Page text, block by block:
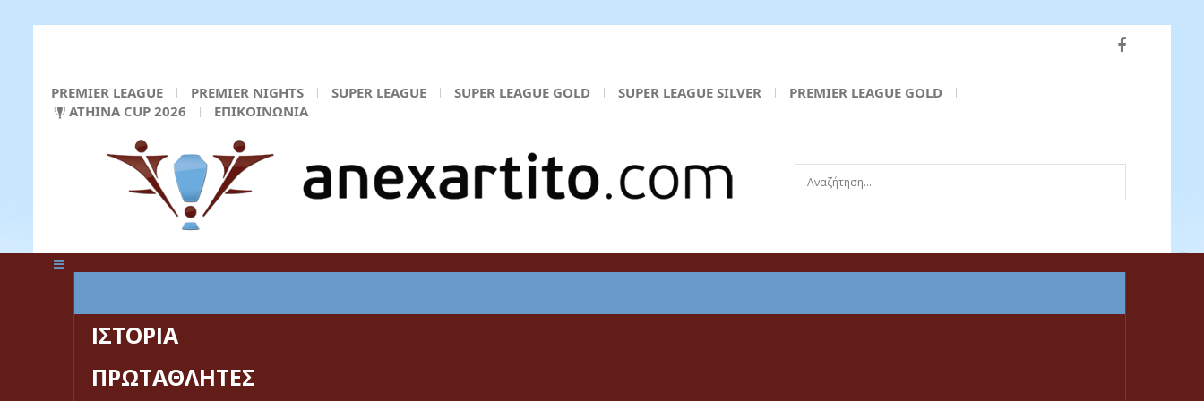
PREMIER LEAGUE PREMIER NIGHTS SUPER LEAGUE SUPER LEAGUE GOLD SUPER LEAGUE SILVER
PREMIER LEAGUE GOLD
ATHINA CUP 2026
ΕΠΙΚΟΙΝΩΝΙΑ
Αναζήτηση...
ΙΣΤΟΡΙΑ
ΠΡΩΤΑΘΛΗΤΕΣ